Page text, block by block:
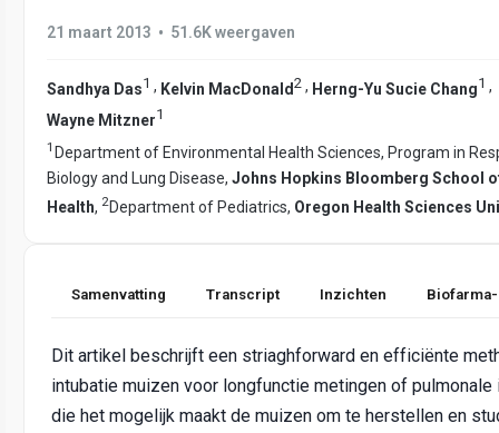
21 maart 2013 • 51.6K weergaven
Sandhya Das1 , Kelvin MacDonald 2 , Herng-Yu Sucie Chang1 ,
Wayne Mitzner1
1 Department of Environmental Health Sciences, Program in
Biology and Lung Disease, Johns Hopkins Bloomberg School
Health, 2Department of Pediatrics, Oregon Health Sciences
Samenvatting Transcript Inzichten
Dit artikel beschrijft een striaghforward en efficiënte
intubatie muizen voor longfunctie metingen of pulmonale
die het mogelijk maakt de muizen om te herstellen en